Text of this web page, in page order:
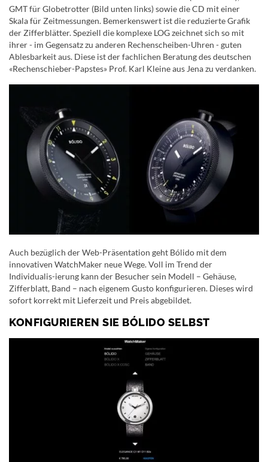
GMT für Globetrotter (Bild unten links) sowie die CD mit einer
Skala für Zeitmessungen. Bemerkenswert ist die reduzierte Grafik
der Zifferblätter. Speziell die komplexe LOG zeichnet sich so mit
ihrer - im Gegensatz zu anderen Rechenscheiben-Uhren - guten
Ablesbarkeit aus. Diese ist der fachlichen Beratung des deutschen
«Rechenschieber-Papstes» Prof. Karl Kleine aus Jena zu verdanken.
Auch bezüglich der Web-Präsentation geht Bólido mit dem
innovativen WatchMaker neue Wege. Voll im Trend der
Individualis-ierung kann der Besucher sein Modell – Gehäuse,
Zifferblatt, Band – nach eigenem Gusto konfigurieren. Dieses wird
sofort korrekt mit Lieferzeit und Preis abgebildet.
KONFIGURIEREN SIE BÓLIDO SELBST